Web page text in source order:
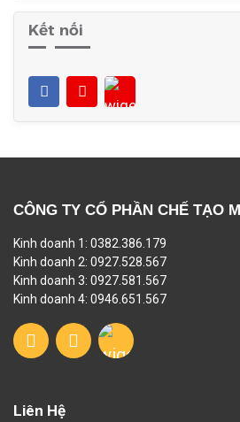
Kết nối
CÔNG TY CỔ PHẦN CHẾ TẠO
Kinh doanh 1: 0382.386.179
Kinh doanh 2: 0927.528.567
Kinh doanh 3: 0927.581.567
Kinh doanh 4: 0946.651.567
Liên Hệ